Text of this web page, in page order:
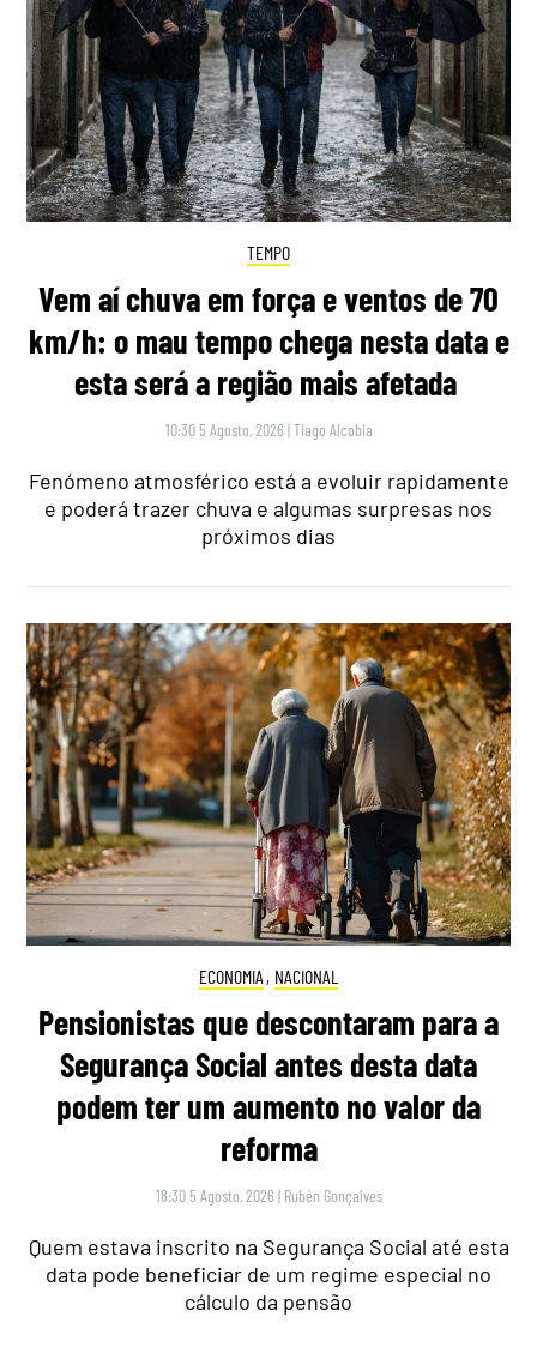
TEMPO
Vem aí chuva em força e ventos de 70
km/h: o mau tempo chega nesta data e
esta será a região mais afetada
10:30 5 Agosto, 2026 |Tiago Alcobia
Fenómeno atmosférico está a evoluir rapidamente
e poderá trazer chuva e algumas surpresas nos
próximos dias
ECONOMIA , NACIONAL
Pensionistas que descontaram para a
Segurança Social antes desta data
podem ter um aumento no valor da
reforma
18:30 5 Agosto, 2026 | Rubén Gonçalves
Quem estava inscrito na Segurança Social até esta
data pode beneficiar de um regime especial no
cálculo da pensão